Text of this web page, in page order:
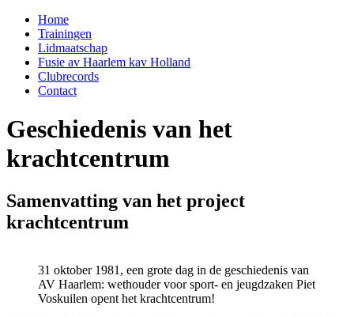
Home
Trainingen
Lidmaatschap
Fusie av Haarlem kav Holland
Clubrecords
Contact
Geschiedenis van het
krachtcentrum
Samenvatting van het project
krachtcentrum
31 oktober 1981, een grote dag in de geschiedenis van
AV Haarlem: wethouder voor sport- en jeugdzaken Piet
Voskuilen opent het krachtcentrum!